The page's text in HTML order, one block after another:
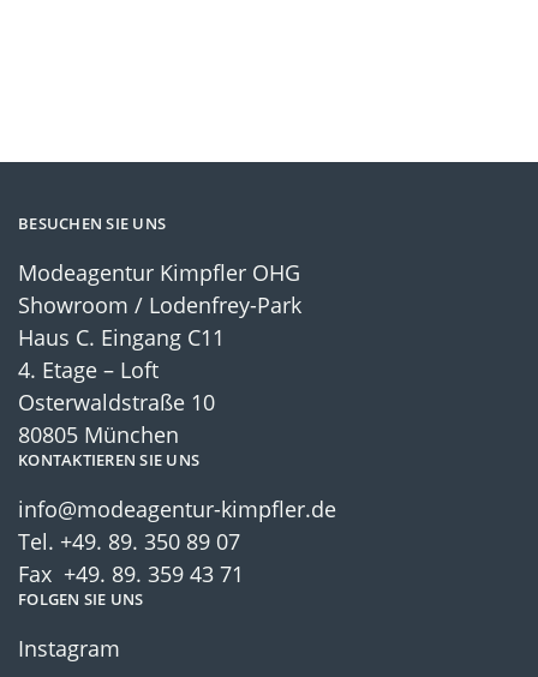
BESUCHEN SIE UNS
Modeagentur Kimpfler OHG
Showroom / Lodenfrey-Park
Haus C. Eingang C11
4. Etage – Loft
Osterwaldstraße 10
80805 München
KONTAKTIEREN SIE UNS
info@modeagentur-kimpfler.de
Tel. +49. 89. 350 89 07
Fax +49. 89. 359 43 71
FOLGEN SIE UNS
Instagram